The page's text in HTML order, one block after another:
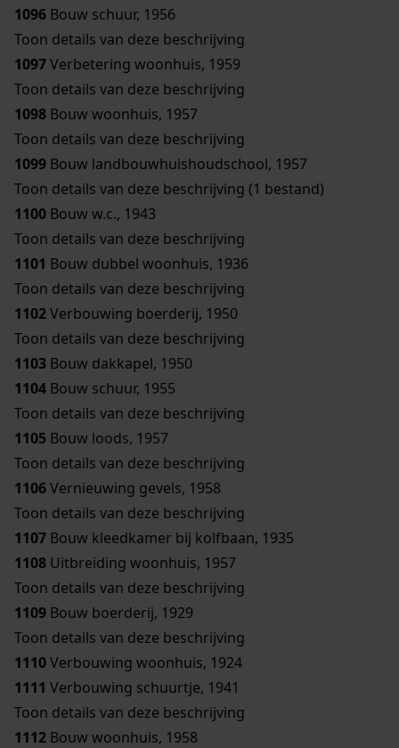
1096 Bouw schuur, 1956
Toon details van deze beschrijving
1097Verbetering woonhuis, 1959
Toon details van deze beschrijving
1098 Bouw woonhuis, 1957
Toon details van deze beschrijving
1099 Bouw landbouwhuishoudschool, 1957
Toon details van deze beschrijving (1 bestand)
1100 Bouw w.c., 1943
Toon details van deze beschrijving
1101 Bouw dubbel woonhuis, 1936
Toon details van deze beschrijving
1102Verbouwing boerderij, 1950
Toon details van deze beschrijving
1103 Bouw dakkapel, 1950
1104 Bouw schuur, 1955
Toon details van deze beschrijving
1105 Bouw loods, 1957
Toon details van deze beschrijving
1106Vernieuwing gevels, 1958
Toon details van deze beschrijving
1107 Bouw kleedkamer bij kolfbaan, 1935
1108 Uitbreiding woonhuis, 1957
Toon details van deze beschrijving
1109 Bouw boerderij, 1929
Toon details van deze beschrijving
1110Verbouwing woonhuis, 1924
1111 Verbouwing schuurtje, 1941
Toon details van deze beschrijving
1112 Bouw woonhuis, 1958